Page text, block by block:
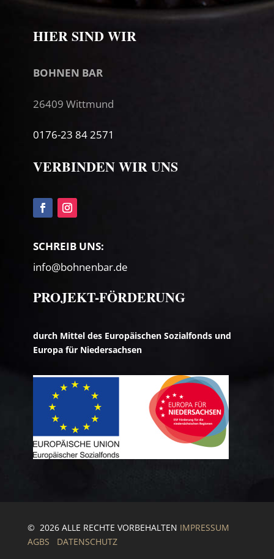
HIER SIND WIR
BOHNEN BAR
26409 Wittmund
0176-23 84 2571
VERBINDEN WIR UNS
SCHREIB UNS:
info@bohnenbar.de
PROJEKT-FÖRDERUNG
durch Mittel des Europäischen Sozialfonds und
Europa für Niedersachsen
© 2026 ALLE RECHTE VORBEHALTEN IMPRESSUM
AGBS
DATENSCHUTZ